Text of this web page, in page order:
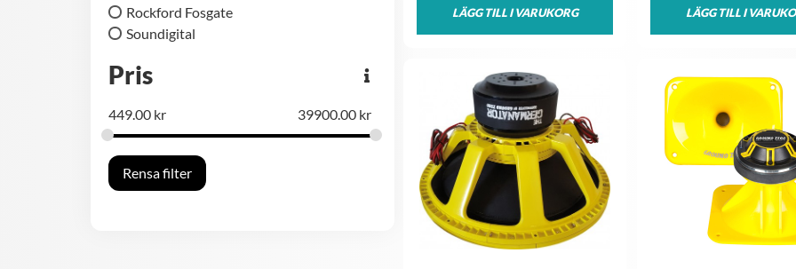
Rockford Fosgate
Soundigital
Pris
449.00 kr 39900.00kr
Rensa filter
LÄGG TILL I VARUKORG LÄGG TILL I